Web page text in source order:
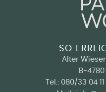
SO
Alter
B-
Tel.: 080/33 04 11